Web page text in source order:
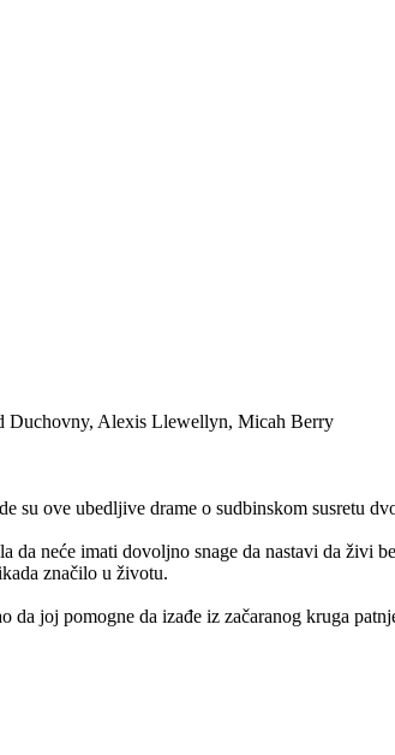
Duchovny, Alexis Llewellyn, Micah Berry
su ove ubedljive drame o sudbinskom susretu
neće imati dovoljno snage da nastavi da živi
značilo u životu.
joj pomogne da izađe iz začaranog kruga